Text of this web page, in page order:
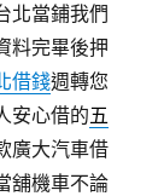
北當鋪我們
料完畢後押
借錢週轉您
安心借的五
廣大汽車借
舖機車不論